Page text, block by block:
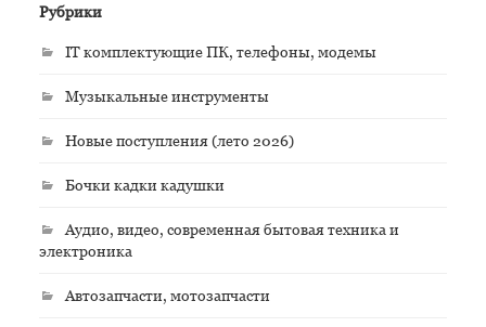
Рубрики
IT комплектующие ПК, телефоны, модемы
Музыкальные инструменты
Новые поступления (лето 2026)
Бочки кадки кадушки
Аудио, видео, современная бытовая техника и
электроника
Автозапчасти, мотозапчасти